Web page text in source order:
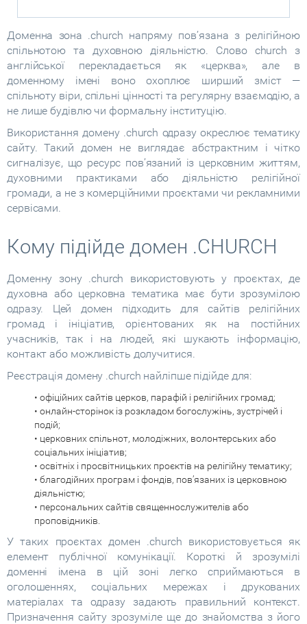
Доменна зона .church напряму пов’язана з релігійною
спільнотою та духовною діяльністю. Слово church з
англійської перекладається як «церква», але в
доменному імені воно охоплює ширший зміст —
спільноту віри, спільні цінності та регулярну взаємодію, а
не лише будівлю чи формальну інституцію.
Використання домену .church одразу окреслює тематику
сайту. Такий домен не виглядає абстрактним і чітко
сигналізує, що ресурс пов’язаний із церковним життям,
духовними практиками або діяльністю релігійної
громади, а не з комерційними проєктами чи рекламними
сервісами.
Кому підійде домен .CHURCH
Доменну зону .church використовують у проєктах, де
духовна або церковна тематика має бути зрозумілою
одразу. Цей домен підходить для сайтів релігійних
громад і ініціатив, орієнтованих як на постійних
учасників, так і на людей, які шукають інформацію,
контакт або можливість долучитися.
Реєстрація домену .church найліпше підійде для:
• офіційних сайтів церков, парафій і релігійних громад;
• онлайн-сторінок із розкладом богослужінь, зустрічей і
подій;
• церковних спільнот, молодіжних, волонтерських або
соціальних ініціатив;
• освітніх і просвітницьких проєктів на релігійну тематику;
• благодійних програм і фондів, пов’язаних із церковною
діяльністю;
• персональних сайтів священнослужителів або
проповідників.
У таких проєктах домен .church використовується як
елемент публічної комунікації. Короткі й зрозумілі
доменні імена в цій зоні легко сприймаються в
оголошеннях, соціальних мережах і друкованих
матеріалах та одразу задають правильний контекст.
Призначення сайту зрозуміле ще до знайомства з його